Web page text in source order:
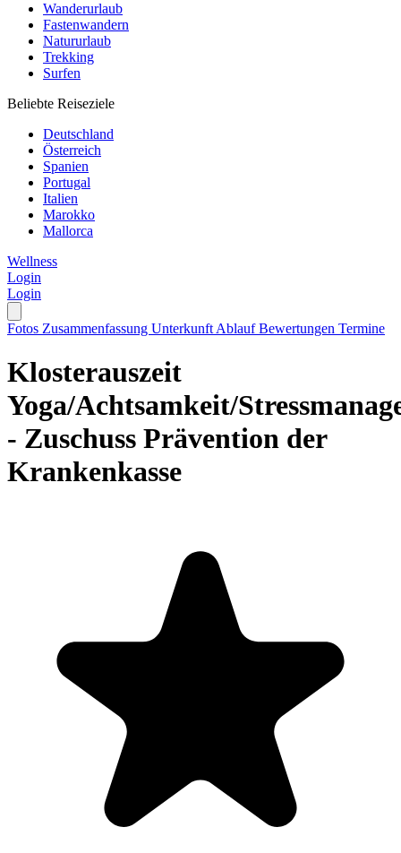
Wanderurlaub
Fastenwandern
Natururlaub
Trekking
Surfen
Beliebte Reiseziele
Deutschland
Österreich
Spanien
Portugal
Italien
Marokko
Mallorca
Wellness
Login
Login
Fotos Zusammenfassung Unterkunft AblaufBewertungen Termine
Klosterauszeit
Yoga/Achtsamkeit/
- Zuschuss Prävention der
Krankenkasse